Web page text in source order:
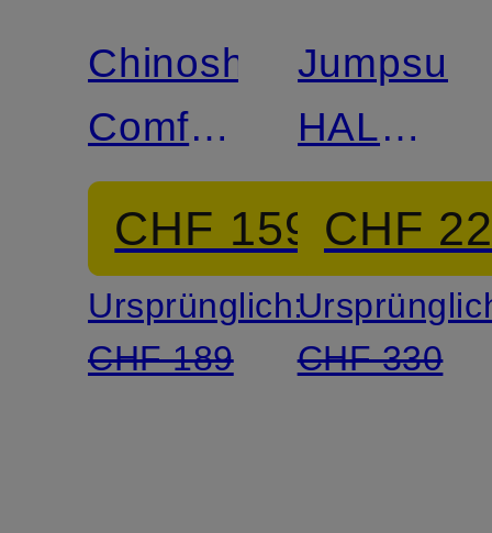
Chinoshorts
Comfort
Fit
CHF 159
Ursprünglich:
CHF 189
Jumpsuit
HALONA
in
CHF
CHF 330